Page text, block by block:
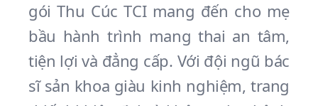
gói Thu Cúc TCI mang đến cho mẹ
bầu hành trình mang thai an tâm,
tiện lợi và đẳng cấp. Với đội ngũ bác
sĩ sản khoa giàu kinh nghiệm, trang